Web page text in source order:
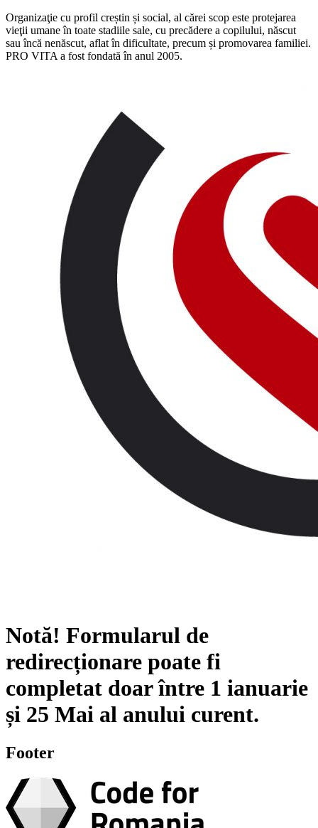
Organizaţie cu profil creștin și social, al cărei scop este protejarea
vieţii umane în toate stadiile sale, cu precădere a copilului, născut
sau încă nenăscut, aflat în dificultate, precum și promovarea familiei.
PRO VITA a fost fondată în anul 2005.
Notă! Formularul de
redirecționare poate fi
completat doar între 1 ianuarie
și 25 Mai al anului curent.
Footer